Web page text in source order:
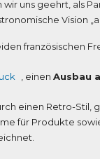
wir uns geehrt, als
Vision
französischen
, einen Ausbau
einen Retro-Stil,
für Produkte